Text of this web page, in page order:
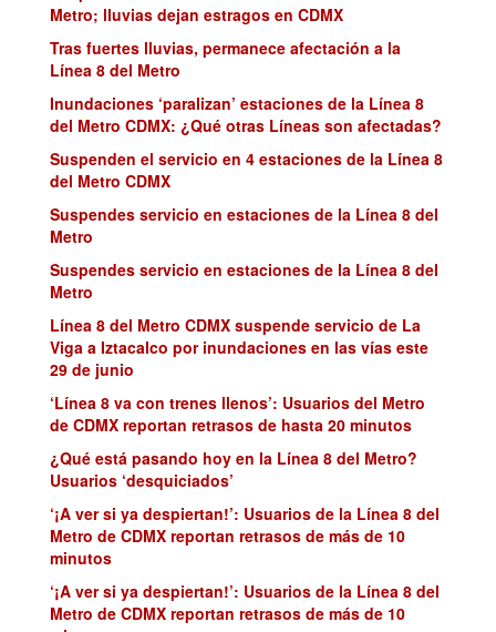
Metro; lluvias dejan estragos en CDMX
Tras fuertes lluvias, permanece afectación a la
Línea 8 del Metro
Inundaciones ‘paralizan’ estaciones de la Línea 8
del Metro CDMX: ¿Qué otras Líneas son afectadas?
Suspenden el servicio en 4 estaciones de la Línea 8
del Metro CDMX
Suspendes servicio en estaciones de la Línea 8 del
Metro
Suspendes servicio en estaciones de la Línea 8 del
Metro
Línea 8 del Metro CDMX suspende servicio de La
Viga a Iztacalco por inundaciones en las vías este
29 de junio
‘Línea 8 va con trenes llenos’: Usuarios del Metro
de CDMX reportan retrasos de hasta 20 minutos
¿Qué está pasando hoy en la Línea 8 del Metro?
Usuarios ‘desquiciados’
‘¡A ver si ya despiertan!’: Usuarios de la Línea 8 del
Metro de CDMX reportan retrasos de más de 10
minutos
‘¡A ver si ya despiertan!’: Usuarios de la Línea 8 del
Metro de CDMX reportan retrasos de más de 10